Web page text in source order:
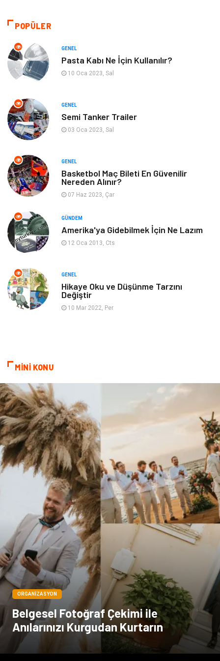
Makine
Kültür
Güzellik & Bakım
Finans & Ekonomi
Bilgisayar & Yazılım Mobilya
Bebek Giyim Moda
Blogroll
Markalar
Restaurant
Tarih
POPÜLER
GENEL
Pasta Kabı Ne İçin Kullanılır?
10 Oca 2023, Sal
GENEL
Semi Tanker Trailer
03 Oca 2023, Sal
GENEL
Basketbol Maç Bileti En Güvenilir
Nereden Alınır?
07 Haz 2023, Çar
GÜNDEM
Amerika'ya Gidebilmek İçin Ne Lazım
12 Oca 2013, Cts
GENEL
Hikaye Oku ve Düşünme Tarzını
Değiştir
10 Mar 2022, Per
MİNİ KONU
ORGANIZASYON
Belgesel Fotoğraf Çekimi ile
Anılarınızı Kurgudan Kurtarın